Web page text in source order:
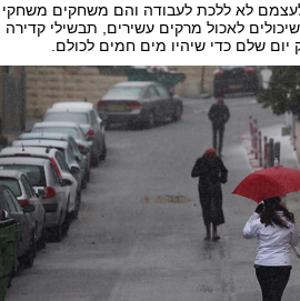
לא ללכת לעבודה והם משחקים משחקי
לאכול מרקים עשירים, תבשילי קדירה
יום שלם כדי שיהיו מים חמים לכולם.